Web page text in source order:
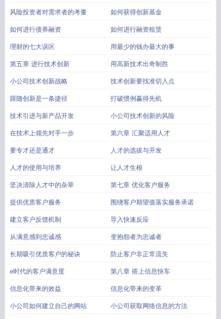
风险投资者对需求者的考量 如何获得创新基金
如何进行债券融资 如何进行融资租赁
理财的七大误区 用最少的钱办最大的事
第五章 进行技术创新 用高新技术出奇制胜
小公司技术创新战略 技术创新要找准切入点
跟随创新是一条捷径 打破惯例赢得先机
技术引进与新产品开发 小公司技术创新的风险
在技术上领先对手一步 第六章 汇聚适用人才
要专才还是通才 人才的选拔与开发
人才的使用与培养 让人才生根
坚决清除人才中的杂草 第七章 优化客户服务
提供优质客户服务 围绕客户期望值落实服务承诺
建立客户反馈机制 导入快速反应
从满意感到忠诚感 变抱怨者为忠诚者
长期吸引优质客户的秘诀 防止客户非正常流失
e时代的客户满意度 第八章 搭上信息快车
信息化带来的效益 信息化带来的变革
小公司如何建立自己的网站 小公司获取网络信息的方法